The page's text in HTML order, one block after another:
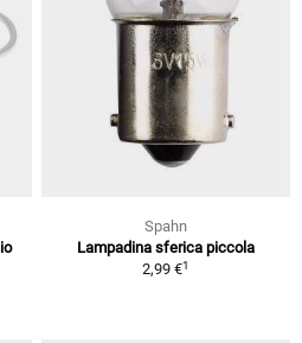
Spahn
Lampadina sferica piccola
2,99 €1